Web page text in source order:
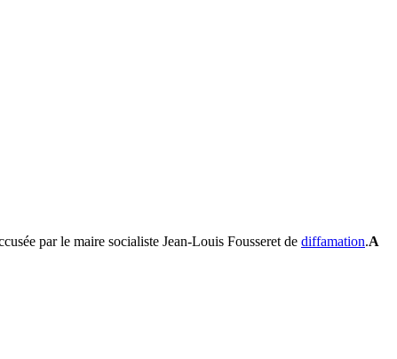
par le maire socialiste Jean-Louis Fousseret de diffamation.A